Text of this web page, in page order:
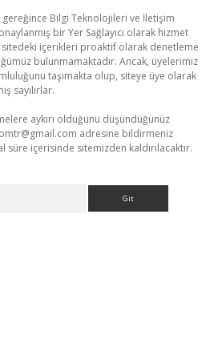
gereğince Bilgi Teknolojileri ve İletişim
bir Yer Sağlayıcı olarak hizmet
içerikleri proaktif olarak denetleme
bulunmamaktadır. Ancak, üyelerimiz
taşımakta olup, siteye üye olarak
sayılırlar.
aykırı olduğunu düşündüğünüz
adresine bildirmeniz
süre içerisinde sitemizden kaldırılacaktır.